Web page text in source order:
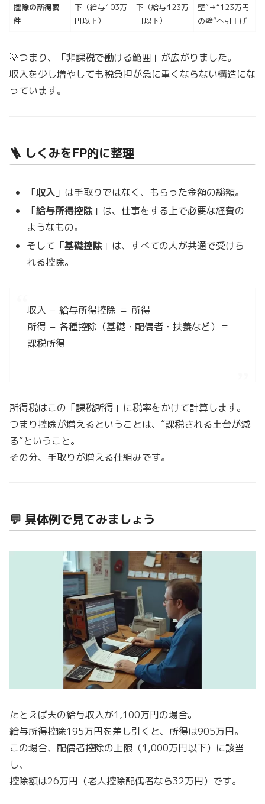
控除の所得要
件
下（給与103万
円以下）
下（給与123万
円以下）
壁”→“123万円
の壁”へ引上げ
💡つまり、「非課税で働ける範囲」が広がりました。
収入を少し増やしても税負担が急に重くならない構造にな
っています。
🪜 しくみをFP的に整理
「収入 」は手取りではなく、もらった金額の総額。
「給与所得控除 」は、仕事をする上で必要な経費の
ようなもの。
そして「基礎控除 」は、すべての人が共通で受けら
れる控除。
収入 − 給与所得控除 ＝ 所得
所得 − 各種控除（基礎・配偶者・扶養など）＝
課税所得
所得税はこの「課税所得」に税率をかけて計算します。
つまり控除が増えるということは、“課税される土台が減
る”ということ。
その分、手取りが増える仕組みです。
💬 具体例で見てみましょう
たとえば夫の給与収入が1,100万円の場合。
給与所得控除195万円を差し引くと、所得は905万円。
この場合、配偶者控除の上限（1,000万円以下）に該当
し、
控除額は26万円（老人控除配偶者なら32万円）です。